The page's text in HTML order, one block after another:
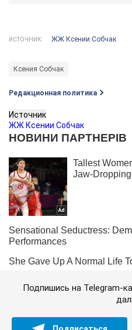
ИСТОЧНИК: ЖЖ Ксении Собчак
Ксения Собчак
Редакционная политика
Источник
ЖЖ Ксении Собчак